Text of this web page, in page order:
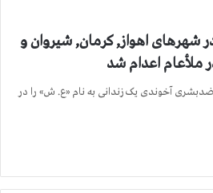
اعدام طی ۵روز در شهرهای اهواز, کرمان, شیروان و
ملأعام اعدام شد
رژیم ضدبشری آخوندی یک زندانی به نام «ع. ش» را در